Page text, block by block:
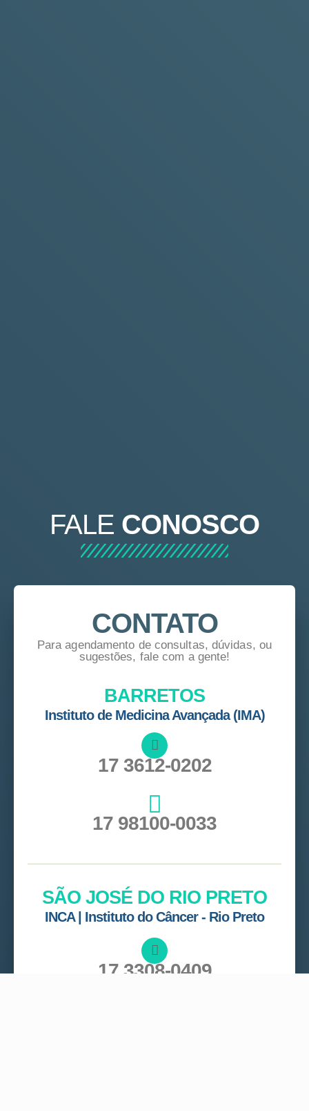
FALE CONOSCO
CONTATO
Para agendamento de consultas, dúvidas, ou
sugestões, fale com a gente!
BARRETOS
Instituto de Medicina Avançada (IMA)
17 3612-0202
17 98100-0033
SÃO JOSÉ DO RIO PRETO
INCA | Instituto do Câncer - Rio Preto
17 3308-0409